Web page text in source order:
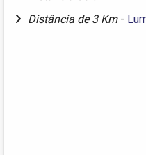
Distância de 3 Km -